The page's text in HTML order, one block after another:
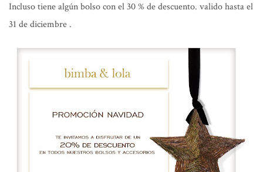
Incluso tiene algún bolso con el 30 % de descuento. valido hasta el
31 de diciembre .